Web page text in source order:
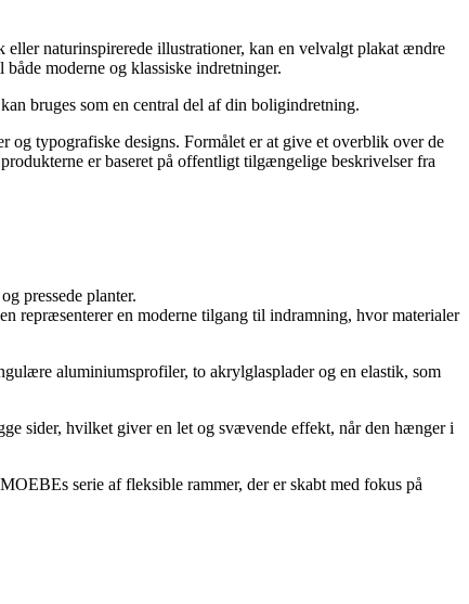
naturinspirerede illustrationer, kan en velvalgt plakat ændre
moderne og klassiske indretninger.
bruges som en central del af din boligindretning.
typografiske designs. Formålet er at give et overblik over de
er baseret på offentligt tilgængelige beskrivelser fra
pressede planter.
repræsenterer en moderne tilgang til indramning, hvor materialer
aluminiumsprofiler, to akrylglasplader og en elastik, som
sider, hvilket giver en let og svævende effekt, når den hænger i
serie af fleksible rammer, der er skabt med fokus på